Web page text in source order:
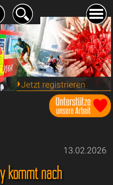
Jetzt registrieren
13.02.2026
kommt nach